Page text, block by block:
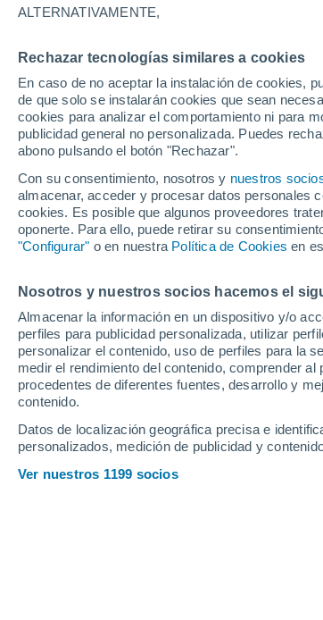
ALTERNATIVAMENTE,
Rechazar tecnologías similares a cookies
En caso de no aceptar la instalación de cookies,
de que solo se instalarán cookies que sean
cookies para analizar el comportamiento ni para
publicidad general no personalizada. Puedes
abono pulsando el botón "Rechazar".
Con su consentimiento, nosotros y nuestros
almacenar, acceder y procesar datos personales
cookies. Es posible que algunos proveedores
oponerte. Para ello, puede retirar su
"Configurar" o en nuestra Política de Cookies en
Nosotros y nuestros socios hacemos el
Almacenar la información en un dispositivo y/o
perfiles para publicidad personalizada, utilizar
personalizar el contenido, uso de perfiles para la
medir el rendimiento del contenido, comprender
procedentes de diferentes fuentes, desarrollo y
contenido.
Datos de localización geográfica precisa e
personalizados, medición de publicidad y
Ver nuestros 1199 socios
30°
25°
Pylos